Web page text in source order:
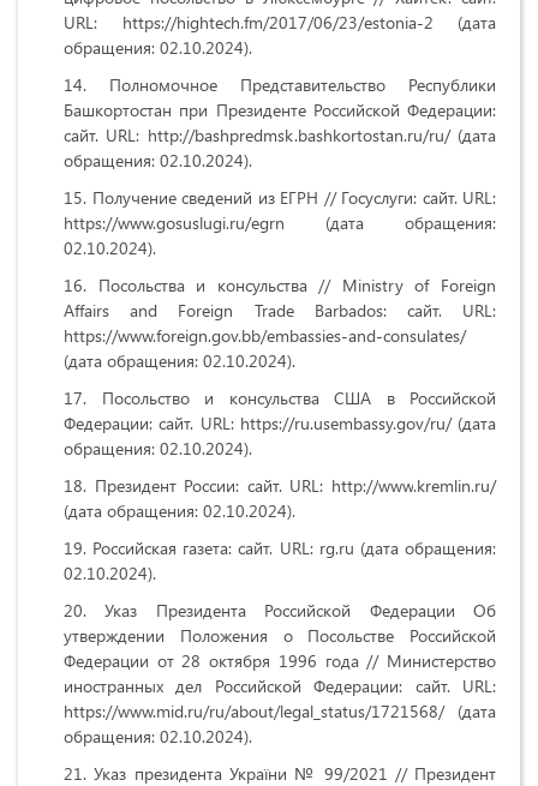
URL: https://hightech.fm/2017/06/23/estonia-2 (дата
обращения: 02.10.2024).
Полномочное Представительство Республики
Башкортостан при Президенте Российской Федерации:
сайт. URL: http://bashpredmsk.bashkortostan.ru/ru/ (дата
обращения: 02.10.2024).
Получение сведений из ЕГРН // Госуслуги: сайт. URL:
https://www.gosuslugi.ru/egrn (дата обращения:
02.10.2024).
Посольства и консульства // Ministry of Foreign
Affairs and Foreign Trade Barbados: сайт. URL:
https://www.foreign.gov.bb/embassies-and-consulates/
(дата обращения: 02.10.2024).
Посольство и консульства США в Российской
Федерации: сайт. URL: https://ru.usembassy.gov/ru/ (дата
обращения: 02.10.2024).
Президент России: сайт. URL: http://www.kremlin.ru/
(дата обращения: 02.10.2024).
Российская газета: сайт. URL: rg.ru (дата обращения:
02.10.2024).
Указ Президента Российской Федерации Об
утверждении Положения о Посольстве Российской
Федерации от 28 октября 1996 года // Министерство
иностранных дел Российской Федерации: сайт. URL:
https://www.mid.ru/ru/about/legal_status/1721568/ (дата
обращения: 02.10.2024).
Указ президента України № 99/2021 // Президент